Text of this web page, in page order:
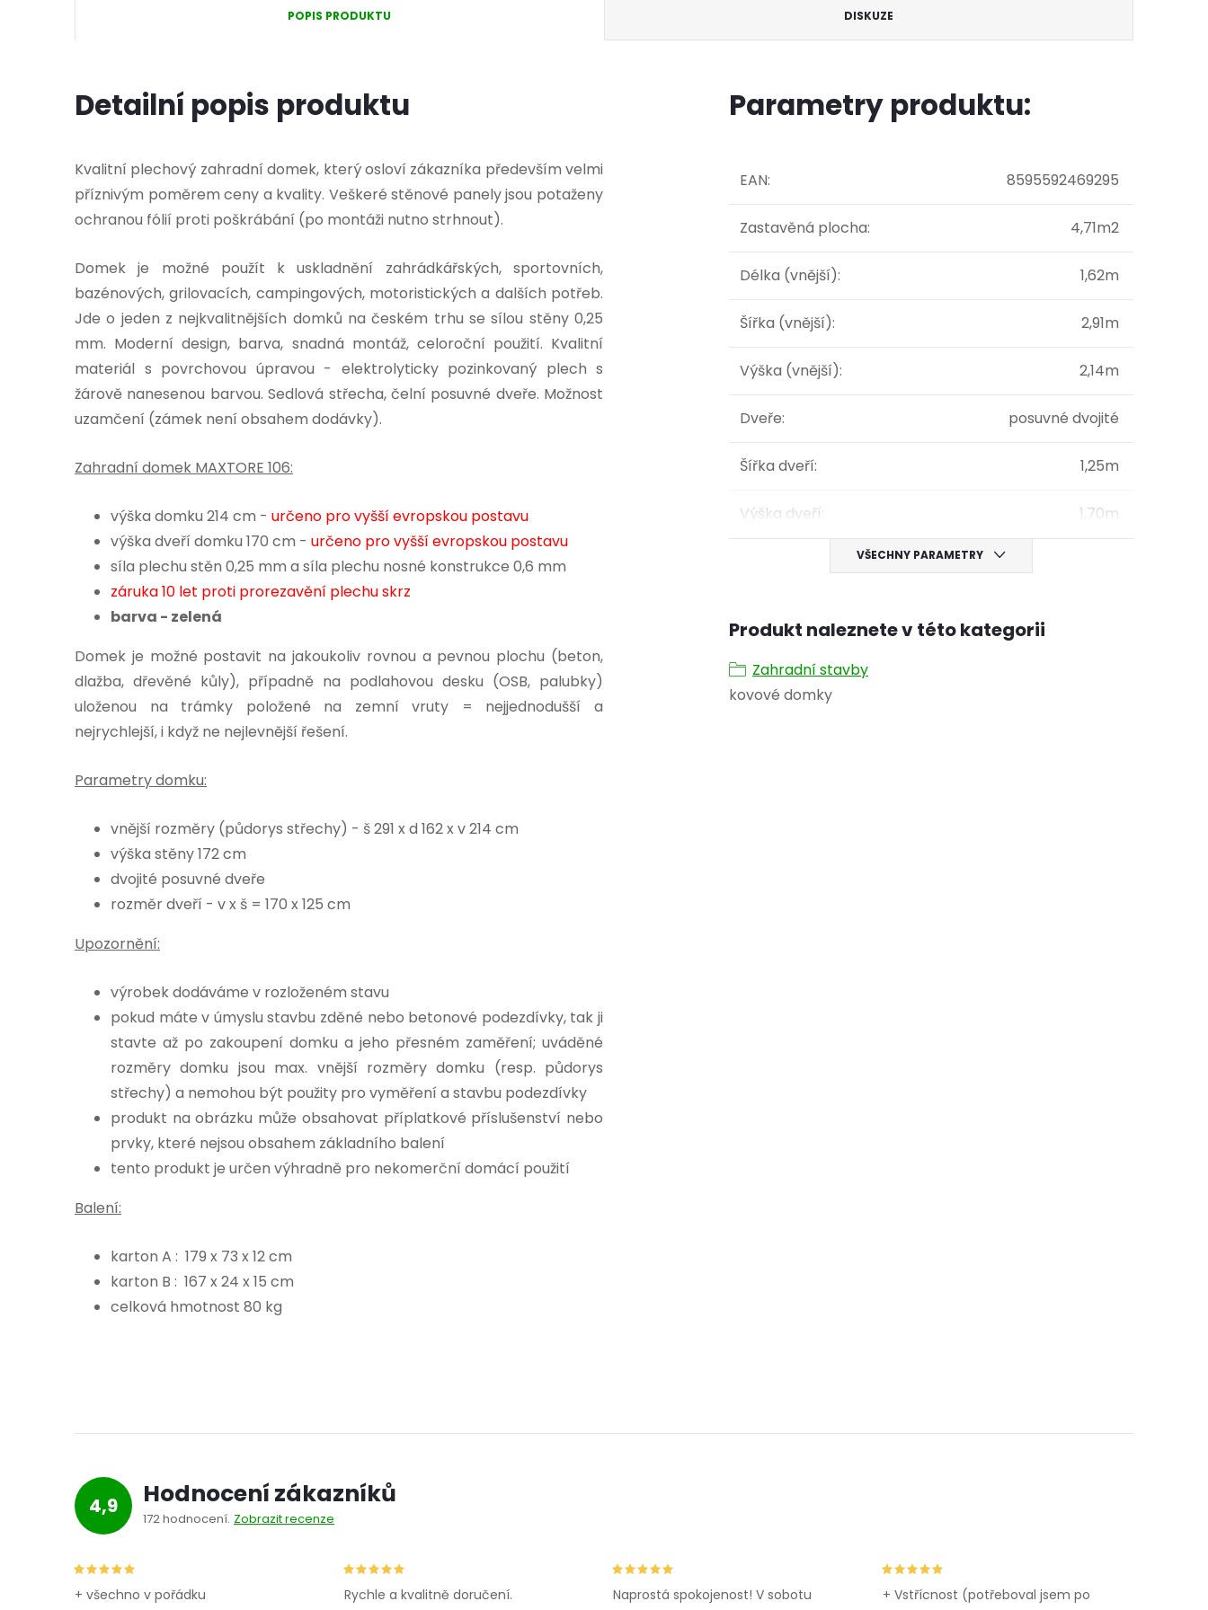
POPIS PRODUKTU DISKUZE
Detailní popis produktu
Kvalitní plechový zahradní domek, který osloví zákazníka především velmi
příznivým poměrem ceny a kvality. Veškeré stěnové panely jsou potaženy
ochranou fólií proti poškrábání (po montáži nutno strhnout).
Domek je možné použít k uskladnění zahrádkářských, sportovních,
bazénových, grilovacích, campingových, motoristických a dalších potřeb.
Jde o jeden z nejkvalitnějších domků na českém trhu se sílou stěny 0,25
mm. Moderní design, barva, snadná montáž, celoroční použití. Kvalitní
materiál s povrchovou úpravou - elektrolyticky pozinkovaný plech s
žárově nanesenou barvou. Sedlová střecha, čelní posuvné dveře. Možnost
uzamčení (zámek není obsahem dodávky).
Zahradní domek MAXTORE 106:
výška domku 214 cm - určeno pro vyšší evropskou postavu
výška dveří domku 170 cm - určeno pro vyšší evropskou postavu
síla plechu stěn 0,25 mm a síla plechu nosné konstrukce 0,6 mm
záruka 10 let proti prorezavění plechu skrz
barva - zelená
Domek je možné postavit na jakoukoliv rovnou a pevnou plochu (beton,
dlažba, dřevěné kůly), případně na podlahovou desku (OSB, palubky)
uloženou na trámky položené na zemní vruty = nejjednodušší a
nejrychlejší, i když ne nejlevnější řešení.
Parametry domku:
vnější rozměry (půdorys střechy) - š 291 x d 162 x v 214 cm
výška stěny 172 cm
dvojité posuvné dveře
rozměr dveří - v x š = 170 x 125 cm
Upozornění:
výrobek dodáváme v rozloženém stavu
pokud máte v úmyslu stavbu zděné nebo betonové podezdívky, tak ji
stavte až po zakoupení domku a jeho přesném zaměření; uváděné
rozměry domku jsou max. vnější rozměry domku (resp. půdorys
střechy) a nemohou být použity pro vyměření a stavbu podezdívky
produkt na obrázku může obsahovat příplatkové příslušenství nebo
prvky, které nejsou obsahem základního balení
tento produkt je určen výhradně pro nekomerční domácí použití
Balení:
karton A : 179 x 73 x 12 cm
karton B : 167 x 24 x 15 cm
celková hmotnost 80 kg
Parametry produktu:
EAN: 8595592469295
Zastavěná plocha: 4,71m2
Délka (vnější): 1,62m
Šířka (vnější): 2,91m
Výška (vnější): 2,14m
Dveře: posuvné dvojité
Šířka dveří: 1,25m
Výška dveří: 1,70m
VŠECHNY PARAMETRY
Produkt naleznete v této kategorii
Zahradní stavby
kovové domky
4,9 Hodnocení zákazníků
172 hodnocení Zobrazit recenze
+ všechno v pořádku Rychle a kvalitně doručení.
Naprostá spokojenost! V sobotu
+ Vstřícnost (potřeboval jsem po